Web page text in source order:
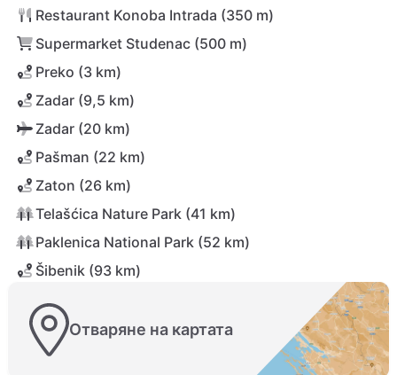
Restaurant Konoba Intrada (350 m)
Supermarket Studenac (500 m)
Preko (3 km)
Zadar (9,5 km)
Zadar (20 km)
Pašman (22 km)
Zaton (26 km)
Telašćica Nature Park (41 km)
Paklenica National Park (52 km)
Šibenik (93 km)
Отваряне на картата